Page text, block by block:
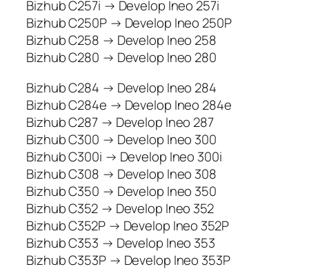
Bizhub C257i → Develop Ineo 257i
Bizhub C250P → Develop Ineo 250P
Bizhub C258 → Develop Ineo 258
Bizhub C280 → Develop Ineo 280
Bizhub C284 → Develop Ineo 284
Bizhub C284e → Develop Ineo 284e
Bizhub C287 → Develop Ineo 287
Bizhub C300 → Develop Ineo 300
Bizhub C300i → Develop Ineo 300i
Bizhub C308 → Develop Ineo 308
Bizhub C350 → Develop Ineo 350
Bizhub C352 → Develop Ineo 352
Bizhub C352P → Develop Ineo 352P
Bizhub C353 → Develop Ineo 353
Bizhub C353P → Develop Ineo 353P